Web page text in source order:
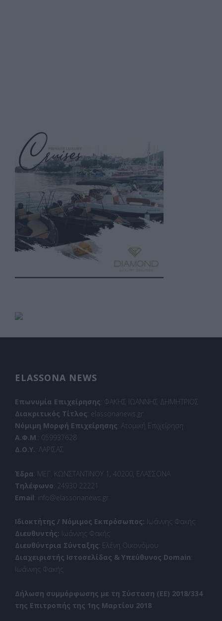
ELASSONA NEWS
Επωνυμία Επιχείρησης: ΦΑΚΗΣ ΙΩΑΝΝΗΣ ΔΗΜΗΤΡΙΟΣ
Διακριτικός Τίτλος: elassonanews.gr
Νόμιμη Μορφή Επιχείρησης: Ατομική Επιχείρηση
Α.Φ.Μ.: 059937628
Δ.Ο.Υ.: ΛΑΡΙΣΑΣ
Έδρα: ΜΕΓ. ΚΩΝΣΤΑΝΤΙΝΟΥ 1, 40200, ΕΛΑΣΣΟΝΑ
Τηλέφωνο: 24930 22221
Email: info@elassonanews.gr
Ιδιοκτήτης / Νόμιμος Εκπρόσωπος: Ιωάννης Φακής
Διευθυντής: Ιωάννης Φακής
Διευθύντρια Σύνταξης: Ελένη Οικονόμου
Διαχειριστής Ιστοσελίδας & Υπεύθυνος Domain:
Ιωάννης Φακής
Δήλωση συμμόρφωσης με τη Σύσταση (ΕΕ) 2018/334
της Επιτροπής της 1ης Μαρτίου 2018